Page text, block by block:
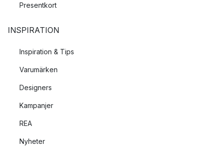
Presentkort
INSPIRATION
Inspiration & Tips
Varumärken
Designers
Kampanjer
REA
Nyheter